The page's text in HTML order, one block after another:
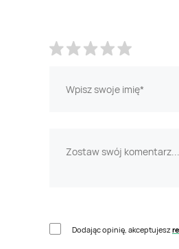
Dodając opinię, akceptujesz